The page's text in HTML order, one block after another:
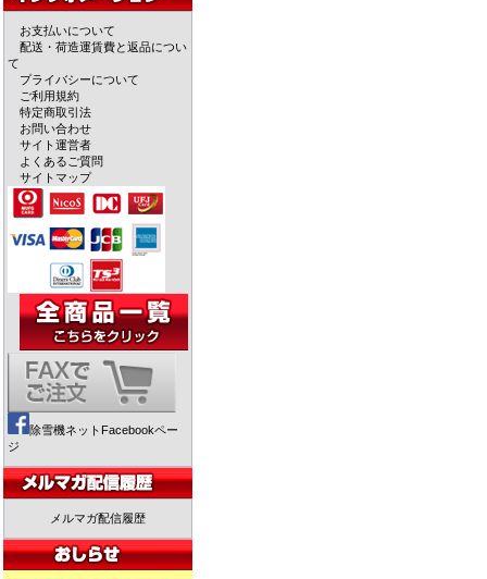
お支払いについて
配送・荷造運賃費と返品につい
て
プライバシーについて
ご利用規約
特定商取引法
お問い合わせ
サイト運営者
よくあるご質問
サイトマップ
除雪機ネットFacebookペー
ジ
メルマガ配信履歴